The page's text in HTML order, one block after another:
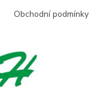
Obchodní podmínky